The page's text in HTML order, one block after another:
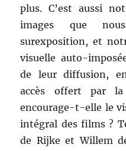
plus. C’est aussi
images que
surexposition, et
visuelle auto-
de leur diffusion,
accès offert par
encourage-t-elle le
intégral des films ?
de Rijke et Willem